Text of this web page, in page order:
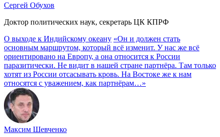
Сергей Обухов
Доктор политических наук, секретарь ЦК КПРФ
О выходе к Индийскому океану «Он и должен стать
основным маршрутом, который всё изменит. У нас же всё
ориентировано на Европу, а она относится к России
паразитически. Не видит в нашей стране партнёра. Там только
хотят из России отсасывать кровь. На Востоке же к нам
относятся с уважением, как партнёрам…»
Максим Шевченко